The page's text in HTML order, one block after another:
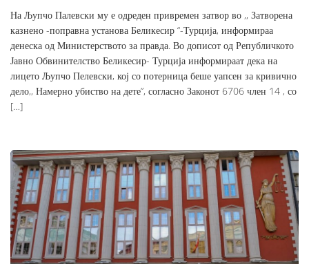
На Љупчо Палевски му е одреден привремен затвор во ,, Затворена
казнено -поправна установа Беликесир “-Турција, информираа
денеска од Министерството за правда. Во дописот од Републичкото
Јавно Обвинителство Беликесир- Турција информираат дека на
лицето Љупчо Пелевски, кој со потерница беше уапсен за кривично
дело,, Намерно убиство на дете”, согласно Законот 6706 член 14 , со
[…]